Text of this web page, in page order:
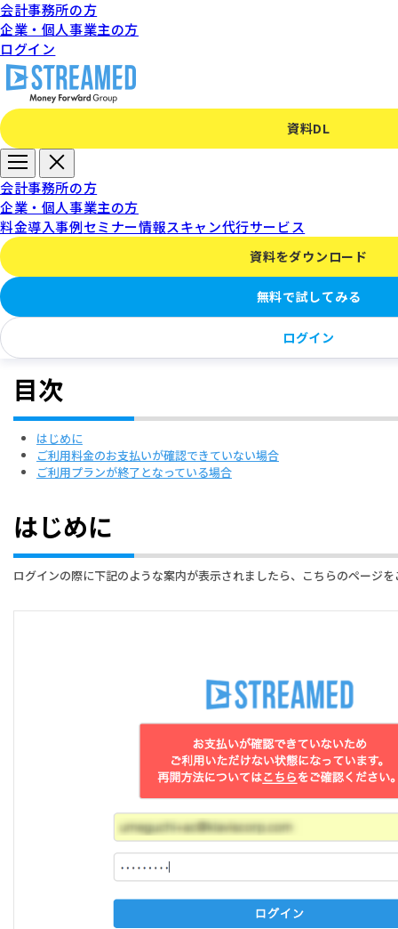
会計事務所の方
企業・個人事業主の方
ログイン
資料DL
会計事務所の方
企業・個人事業主の方
料金導入事例セミナー情報スキャン代行サービス
資料をダウンロード
無料で試してみる
ログイン
「お支払いが確認できない
ため～」と表示される場合
の対処法
目次
はじめに
ご利用料金のお支払いが確認できていない場合
ご利用プランが終了となっている場合
はじめに
ログインの際に下記のような案内が表示されましたら、こちらのページ